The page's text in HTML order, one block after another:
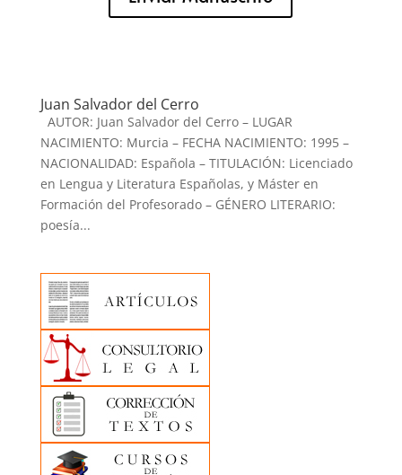
Juan Salvador del Cerro
AUTOR: Juan Salvador del Cerro – LUGAR
NACIMIENTO: Murcia – FECHA NACIMIENTO: 1995 –
NACIONALIDAD: Española – TITULACIÓN: Licenciado
en Lengua y Literatura Españolas, y Máster en
Formación del Profesorado – GÉNERO LITERARIO:
poesía...